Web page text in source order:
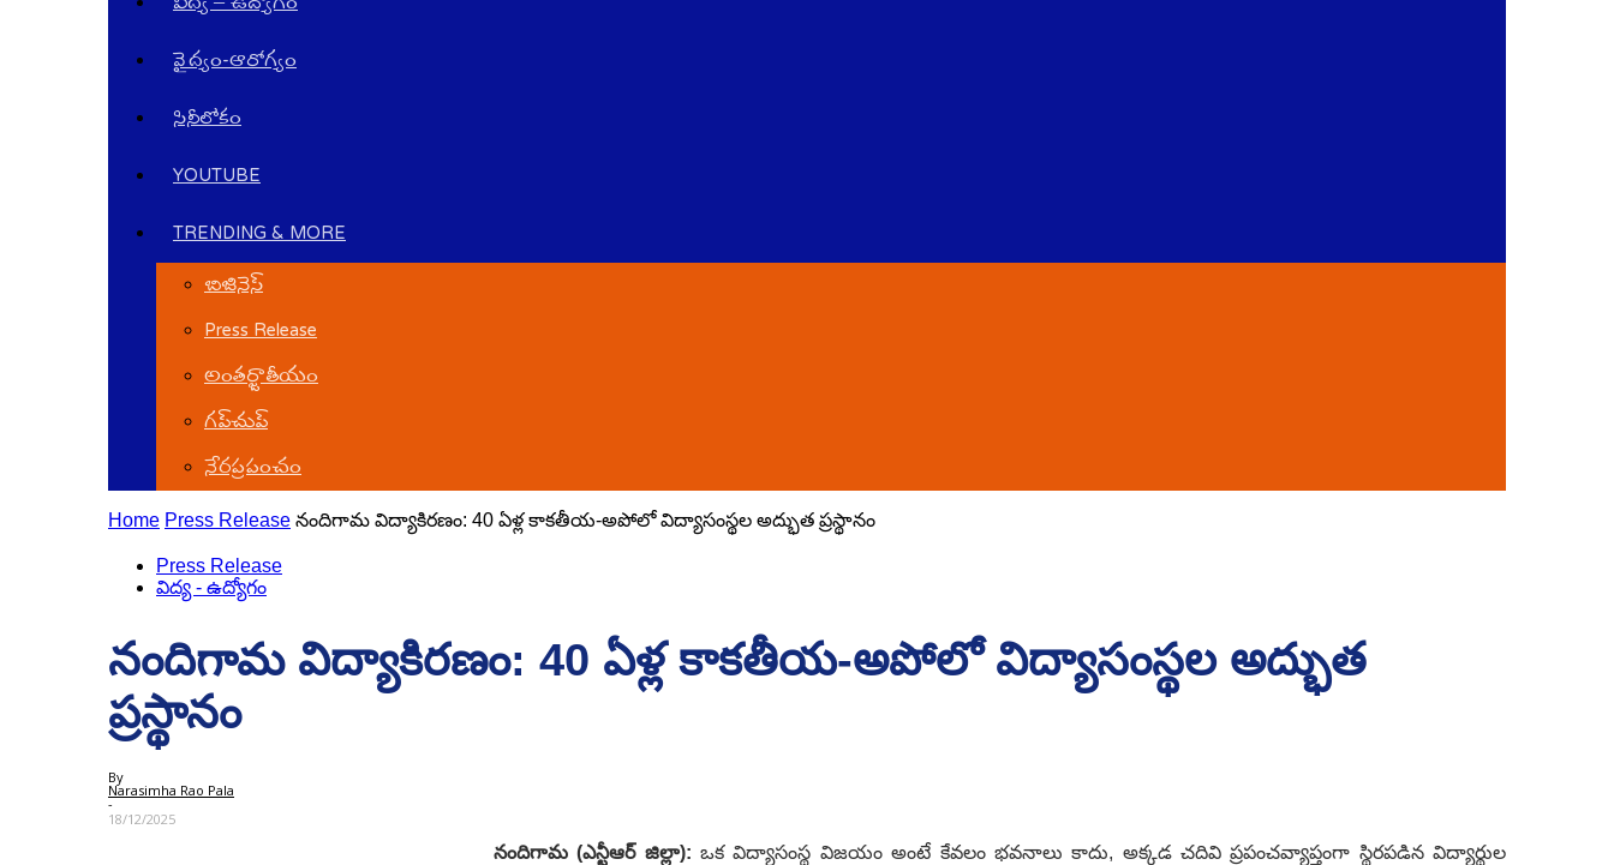
వైద్యం-ఆరోగ్యం
సినీలోకం
YOUTUBE
TRENDING & MORE
బిజినెస్
Press Release
అంతర్జాతీయం
గ‌ప్‌చుప్
నేర‌ప్ర‌పంచం
Home Press Release నందిగామ విద్యాకిరణం: 40 ఏళ్ల కాకతీయ-అపోలో విద్యాసంస్థల అద్భుత ప్రస్థానం
Press Release
విద్య - ఉద్యోగం
నందిగామ విద్యాకిరణం: 40 ఏళ్ల కాకతీయ-అపోలో విద్యాసంస్థల అద్భుత
ప్రస్థానం
By
Narasimha Rao Pala
-
18/12/2025
నందిగామ (ఎన్టీఆర్ జిల్లా): ఒక విద్యాసంస్థ విజయం అంటే కేవలం భవనాలు కాదు, అక్కడ చదివి ప్రపంచవ్యాప్తంగా స్థిరపడిన విద్యార్థుల